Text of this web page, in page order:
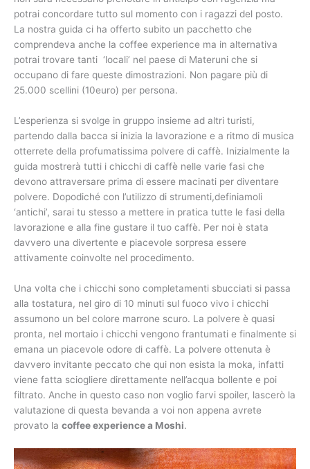
potrai concordare tutto sul momento con i ragazzi del posto.
La nostra guida ci ha offerto subito un pacchetto che
comprendeva anche la coffee experience ma in alternativa
potrai trovare tanti ‘locali’ nel paese di Materuni che si
occupano di fare queste dimostrazioni. Non pagare più di
25.000 scellini (10euro) per persona.
L’esperienza si svolge in gruppo insieme ad altri turisti,
partendo dalla bacca si inizia la lavorazione e a ritmo di musica
otterrete della profumatissima polvere di caffè. Inizialmente la
guida mostrerà tutti i chicchi di caffè nelle varie fasi che
devono attraversare prima di essere macinati per diventare
polvere. Dopodiché con l’utilizzo di strumenti,definiamoli
‘antichi’, sarai tu stesso a mettere in pratica tutte le fasi della
lavorazione e alla fine gustare il tuo caffè. Per noi è stata
davvero una divertente e piacevole sorpresa essere
attivamente coinvolte nel procedimento.
Una volta che i chicchi sono completamenti sbucciati si passa
alla tostatura, nel giro di 10 minuti sul fuoco vivo i chicchi
assumono un bel colore marrone scuro. La polvere è quasi
pronta, nel mortaio i chicchi vengono frantumati e finalmente si
emana un piacevole odore di caffè. La polvere ottenuta è
davvero invitante peccato che qui non esista la moka, infatti
viene fatta sciogliere direttamente nell’acqua bollente e poi
filtrato. Anche in questo caso non voglio farvi spoiler, lascerò la
valutazione di questa bevanda a voi non appena avrete
provato la coffee experience a Moshi.